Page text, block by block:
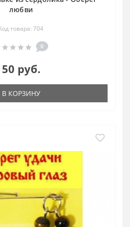
любви
товара: 704
0
50 руб.
В КОРЗИНУ